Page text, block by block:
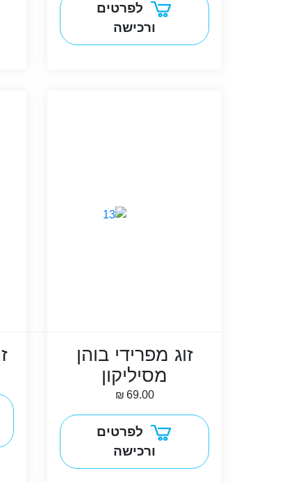
לפרטים
ורכישה
זוג מפרידי בוהן
מסיליקון
₪ 69.00
לפרטים
ורכישה